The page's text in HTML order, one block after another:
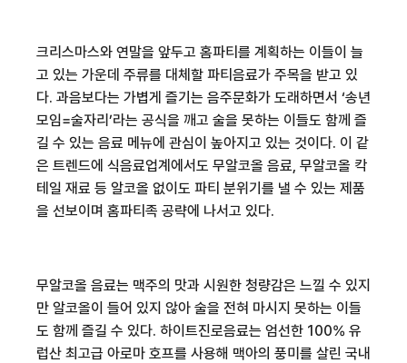
크리스마스와 연말을 앞두고 홈파티를 계획하는 이들이 늘
고 있는 가운데 주류를 대체할 파티음료가 주목을 받고 있
다. 과음보다는 가볍게 즐기는 음주문화가 도래하면서 ‘송년
모임=술자리 ’라는 공식을 깨고 술을 못하는 이들도 함께 즐
길 수 있는 음료 메뉴에 관심이 높아지고 있는 것이다. 이 같
은 트렌드에 식음료업계에서도 무알코올 음료, 무알코올 칵
테일 재료 등 알코올 없이도 파티 분위기를 낼 수 있는 제품
을 선보이며 홈파티족 공략에 나서고 있다.
무알코올 음료는 맥주의 맛과 시원한 청량감은 느낄 수 있지
만 알코올이 들어 있지 않아 술을 전혀 마시지 못하는 이들
도 함께 즐길 수 있다. 하이트진로음료는 엄선한 100% 유
럽산 최고급 아로마 호프를 사용해 맥아의 풍미를 살린 국내